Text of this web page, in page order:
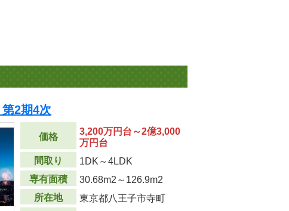
2期4次
価格
3,200万円台～2億3,000
万円台
間取り
1DK～4LDK
専有面積
30.68m2 ～126.9m2
所在地
東京都八王子市寺町